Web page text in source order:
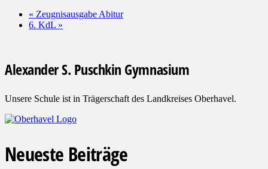
« Zeugnisausgabe Abitur
6. KdL »
Alexander S. Puschkin Gymnasium
Unsere Schule ist in Trägerschaft des Landkreises Oberhavel.
Neueste Beiträge